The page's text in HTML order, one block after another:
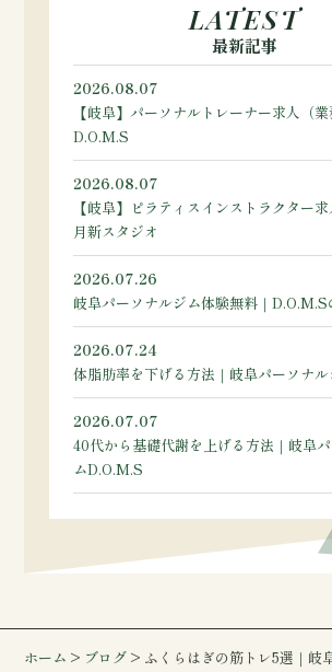
LATEST
最新記事
2026.08.07
【岐阜】パーソナルトレーナー求人（業
D.O.M.S
2026.08.07
【岐阜】ピラティスインストラクター
月新スタジオ
2026.07.26
岐阜パーソナルジム体験無料｜D.O.M.S
2026.07.24
体脂肪率を下げる方法｜岐阜パーソナ
2026.07.07
40代から基礎代謝を上げる方法｜岐阜
ムD.O.M.S
ホーム > ブログ > ふくらはぎの筋トレ5選｜岐